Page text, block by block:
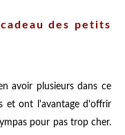
des petits
avoir plusieurs dans ce
et ont l'avantage d'offrir
pour pas trop cher.